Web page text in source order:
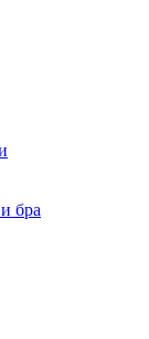
бра